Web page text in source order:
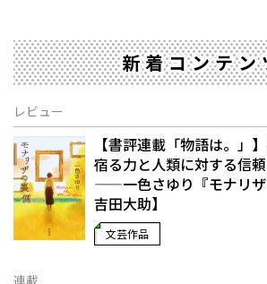
新着コンテン
レビュー
【書評連載「物語は。」
宿る力と人類に対する信
——一色さゆり『モナリザ
吉田大助】
文芸作品